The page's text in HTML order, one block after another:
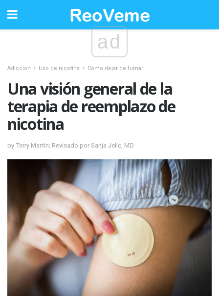
ad
Adiccion Uso de nicotina Cómo dejar de fumar
Una visión general de la
terapia de reemplazo de
nicotina
by Terry Martin; Revisado por Sanja Jelic, MD